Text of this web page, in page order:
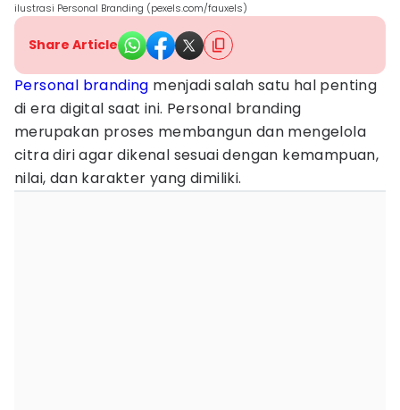
ilustrasi Personal Branding (pexels.com/fauxels)
Share Article
Personal branding menjadi salah satu hal penting
di era digital saat ini. Personal branding
merupakan proses membangun dan mengelola
citra diri agar dikenal sesuai dengan kemampuan,
nilai, dan karakter yang dimiliki.